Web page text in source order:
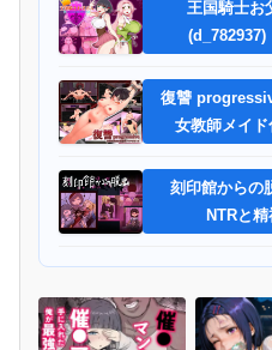
王国騎士お
(d_782937)
復讐
女教師メイ
刻印館からの
NTRと